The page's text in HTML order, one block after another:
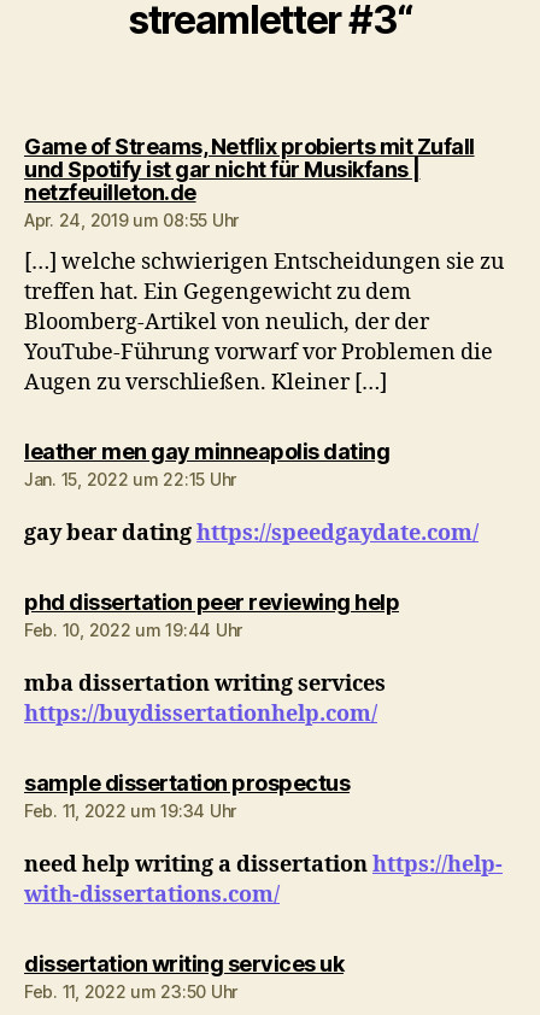
streamletter #3“
Game of Streams, Netflix probierts mit Zufall
und Spotify ist gar nicht für Musikfans |
netzfeuilleton.desagt:
Apr. 24, 2019 um 08:55 Uhr
[…] welche schwierigen Entscheidungen sie zu
treffen hat. Ein Gegengewicht zu dem
Bloomberg-Artikel von neulich, der der
YouTube-Führung vorwarf vor Problemen die
Augen zu verschließen. Kleiner […]
leather men gay minneapolis datingsagt:
Jan. 15, 2022 um 22:15 Uhr
gay bear datinghttps://speedgaydate.com/
phd dissertation peer reviewing helpsagt:
Feb. 10, 2022 um 19:44 Uhr
mba dissertation writing services
https://buydissertationhelp.com/
sample dissertation prospectussagt:
Feb. 11, 2022 um 19:34 Uhr
need help writing a dissertationhttps://help-
with-dissertations.com/
dissertation writing services uksagt:
Feb. 11, 2022 um 23:50 Uhr